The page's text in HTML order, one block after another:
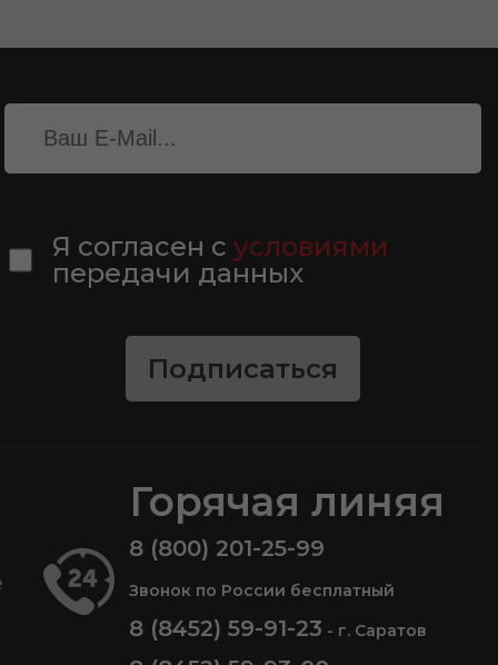
Я согласен сусловиями
передачи данных
Подписаться
Горячая линяя
8 (800) 201-25-99
Звонок по России бесплатный
8 (8452) 59-91-23 - г. Саратов